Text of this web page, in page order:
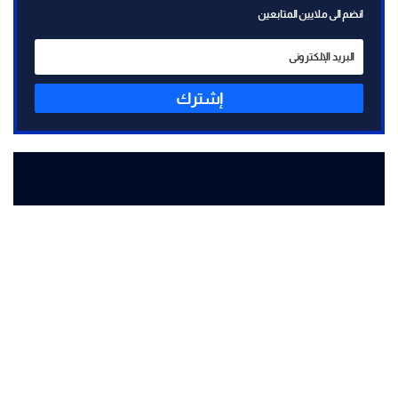
انضم الى ملايين المتابعين
إشترك